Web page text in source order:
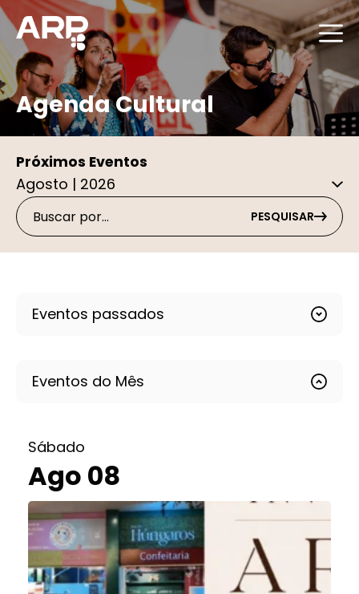
Agenda Cultural
Próximos Eventos
PESQUISAR
Eventos passados
Eventos do Mês
Sábado
Ago 08